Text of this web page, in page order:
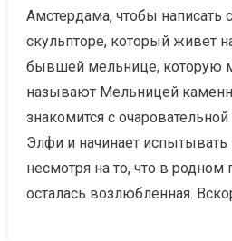
Амстердама, чтобы написать
скульпторе, который живет
бывшей мельнице, которую
называют Мельницей
знакомится с
Элфи и начинает испытывать
несмотря на то, что в родном
осталась возлюбленная.